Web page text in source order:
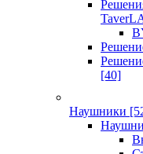
[40]
Наушники